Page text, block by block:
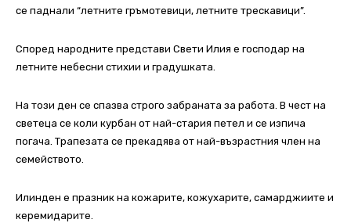
се паднали “летните гръмотевици, летните трескавици”.
Според народните представи Свети Илия е господар на
летните небесни стихии и градушката.
На този ден се спазва строго забраната за работа. В чест на
светеца се коли курбан от най-стария петел и се изпича
погача. Трапезата се прекадява от най-възрастния член на
семейството.
Илинден е празник на кожарите, кожухарите, самарджиите и
керемидарите.